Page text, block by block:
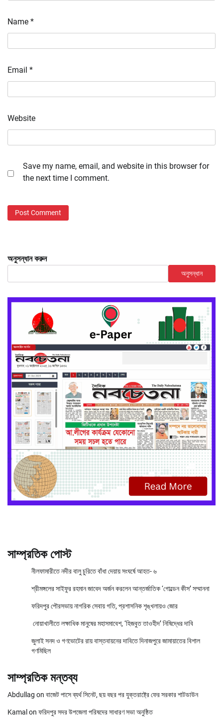
Name *
Email *
Website
Save my name, email, and website in this browser for
the next time I comment.
অনুসন্ধান করুন
অনুসন্ধান
সাম্প্রতিক পোস্ট
নীলফামারীতে নদীর বালু চুরিতে বাঁধা দেয়ায় সংঘর্ষে আহত- ৬
শ্রীমঙ্গলের সাইফুর রহমান জাবেদ অর্জন করলেন আন্তর্জাতিক ‘গোল্ডেন কীস’ সম্মাননা
ফরিদপুর পৌরসভায় নাগরিক সেবায় গতি, প্রশাসনিক শৃঙ্খলায়ও জোর
নোয়াখালীতে লক্ষাধিক মানুষের মহাসমাবেশ, ‘হিজবুত তাওহীদ’ নিষিদ্ধের দাবি
জুলাই সনদ ও গণভোটের রায় বাস্তবায়নের দাবিতে দিনাজপুরে জামায়াতের বিশাল
গণমিছিল
সাম্প্রতিক মন্তব্য
Abdullag on বাজেট পাসে ব্যর্থ সিনেট, ছয় বছর পর যুক্তরাষ্ট্রে ফের সরকার শাটডাউন
Kamal on ফরিদপুর সদর উপজেলা পরিষদের সাধারণ সভা অনুষ্ঠিত